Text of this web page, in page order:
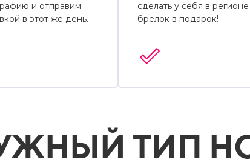
и отправим
в этот же день.
сделать у себя в
брелок в подарок!
ТИП